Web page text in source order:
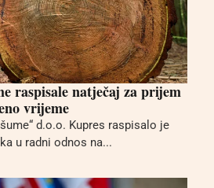
raspisale natječaj za prijem
vrijeme
d.o.o. Kupres raspisalo je
u radni odnos na...